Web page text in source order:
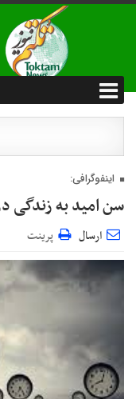
اینفوگرافی:
سن امید به زندگی
ارسال پرینت